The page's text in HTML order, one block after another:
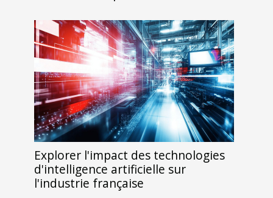
Explorer l'impact des technologies
d'intelligence artificielle sur
l'industrie française